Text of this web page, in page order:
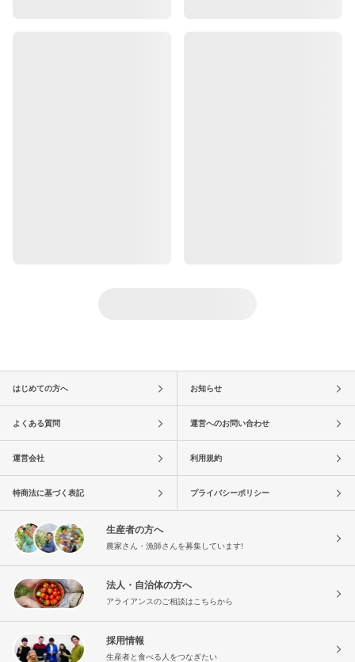
はじめての方へ お知らせ
よくある質問 運営へのお問い合わせ
運営会社 利用規約
特商法に基づく表記 プライバシーポリシー
生産者の方へ
農家さん・漁師さんを募集しています!
法人・自治体の方へ
アライアンスのご相談はこちらから
採用情報
生産者と食べる人をつなぎたい